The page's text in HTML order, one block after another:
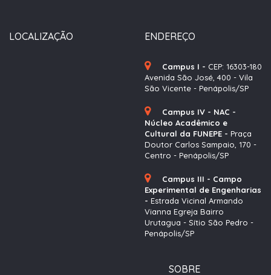
LOCALIZAÇÃO ENDEREÇO
Campus I - CEP: 16303-180
Avenida São José, 400 - Vila
São Vicente - Penápolis/SP
Campus IV - NAC -
Núcleo Acadêmico e
Cultural da FUNEPE - Praça
Doutor Carlos Sampaio, 170 -
Centro - Penápolis/SP
Campus III - Campo
Experimental de Engenharias
- Estrada Vicinal Armando
Vianna Egreja Bairro
Urutagua - Sítio São Pedro -
Penápolis/SP
SOBRE